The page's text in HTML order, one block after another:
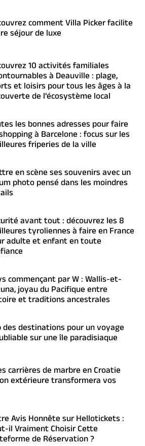
comment Villa Picker facilite
séjour de luxe
10 activités familiales
à Deauville : plage,
et loisirs pour tous les âges à la
de l’écosystème local
les bonnes adresses pour faire
à Barcelone : focus sur les
friperies de la ville
en scène ses souvenirs avec un
photo pensé dans les moindres
avant tout : découvrez les 8
tyroliennes à faire en France
adulte et enfant en toute
commençant par W : Wallis-et-
joyau du Pacifique entre
et traditions ancestrales
des destinations pour un voyage
sur une île paradisiaque
carrières de marbre en Croatie
extérieure transformera vos
Avis Honnête sur Hellotickets :
il Vraiment Choisir Cette
de Réservation ?